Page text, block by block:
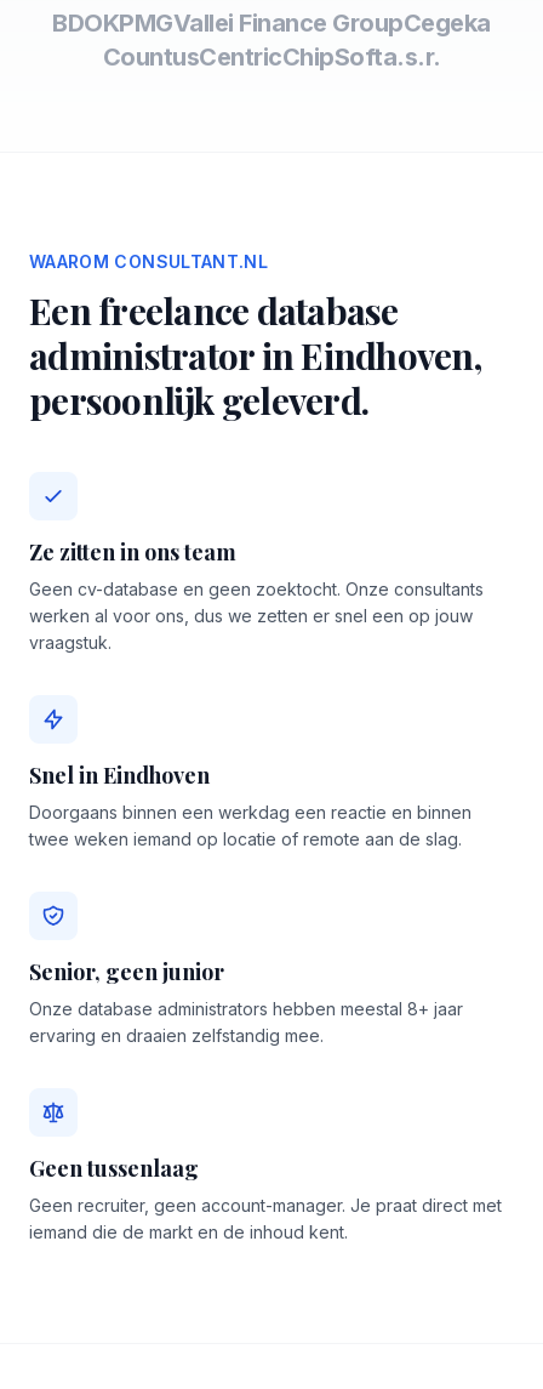
BDOKPMGVallei Finance GroupCegeka
CountusCentricChipSofta.s.r.
WAAROM CONSULTANT.NL
Een freelance database
administrator in Eindhoven,
persoonlijk geleverd.
Ze zitten in ons team
Geen cv-database en geen zoektocht. Onze consultants
werken al voor ons, dus we zetten er snel een op jouw
vraagstuk.
Snel in Eindhoven
Doorgaans binnen een werkdag een reactie en binnen
twee weken iemand op locatie of remote aan de slag.
Senior, geen junior
Onze database administrators hebben meestal 8+ jaar
ervaring en draaien zelfstandig mee.
Geen tussenlaag
Geen recruiter, geen account-manager. Je praat direct met
iemand die de markt en de inhoud kent.